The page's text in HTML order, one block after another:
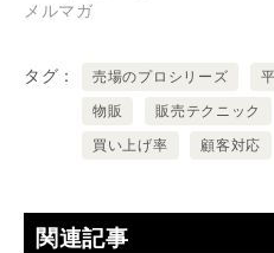
メルマガ
タグ 売場のプロシリーズ
物販 販売テクニック
買い上げ率 顧客対応
関連記事